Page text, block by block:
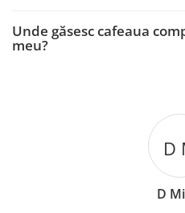
Unde găsesc cafeaua
meu?